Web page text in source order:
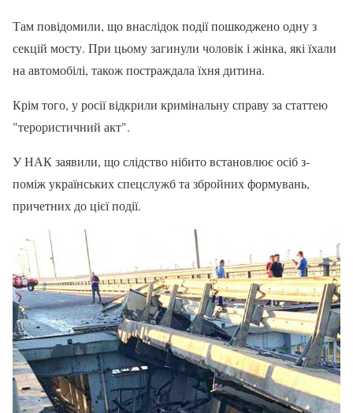
Там повідомили, що внаслідок події пошкоджено одну з
секцій мосту. При цьому загинули чоловік і жінка, які їхали
на автомобілі, також постраждала їхня дитина.
Крім того, у росії відкрили кримінальну справу за статтею
"терористичний акт".
У НАК заявили, що слідство нібито встановлює осіб з-
поміж українських спецслужб та збройних формувань,
причетних до цієї події.